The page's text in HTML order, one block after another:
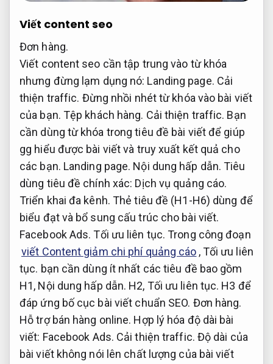
Viết content seo
Đơn hàng.
Viết content seo cần tập trung vào từ khóa
nhưng đừng lạm dụng nó: Landing page. Cải
thiện traffic. Đừng nhồi nhét từ khóa vào bài viết
của bạn. Tệp khách hàng. Cải thiện traffic. Bạn
cần dùng từ khóa trong tiêu đề bài viết để giúp
gg hiểu được bài viết và truy xuất kết quả cho
các bạn. Landing page. Nội dung hấp dẫn. Tiêu
dùng tiêu đề chính xác: Dịch vụ quảng cáo.
Triển khai đa kênh. Thẻ tiêu đề (H1-H6) dùng để
biểu đạt và bổ sung cấu trúc cho bài viết.
Facebook Ads. Tối ưu liên tục. Trong công đoạn
viết Content giảm chi phí quảng cáo ,Tối ưu liên
tục. bạn cần dùng ít nhất các tiêu đề bao gồm
H1, Nội dung hấp dẫn. H2, Tối ưu liên tục. H3 để
đáp ứng bố cục bài viết chuẩn SEO. Đơn hàng.
Hỗ trợ bán hàng online. Hợp lý hóa độ dài bài
viết: Facebook Ads. Cải thiện traffic. Độ dài của
bài viết không nói lên chất lượng của bài viết